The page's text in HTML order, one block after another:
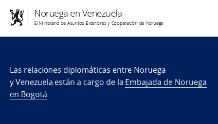
Noruega en Venezuela
El Ministerio de Asuntos Exteriores y Cooperación de Noruega
Las relaciones diplomáticas entre Noruega
y Venezuela están a cargo de la Embajada de Noruega
en Bogotá